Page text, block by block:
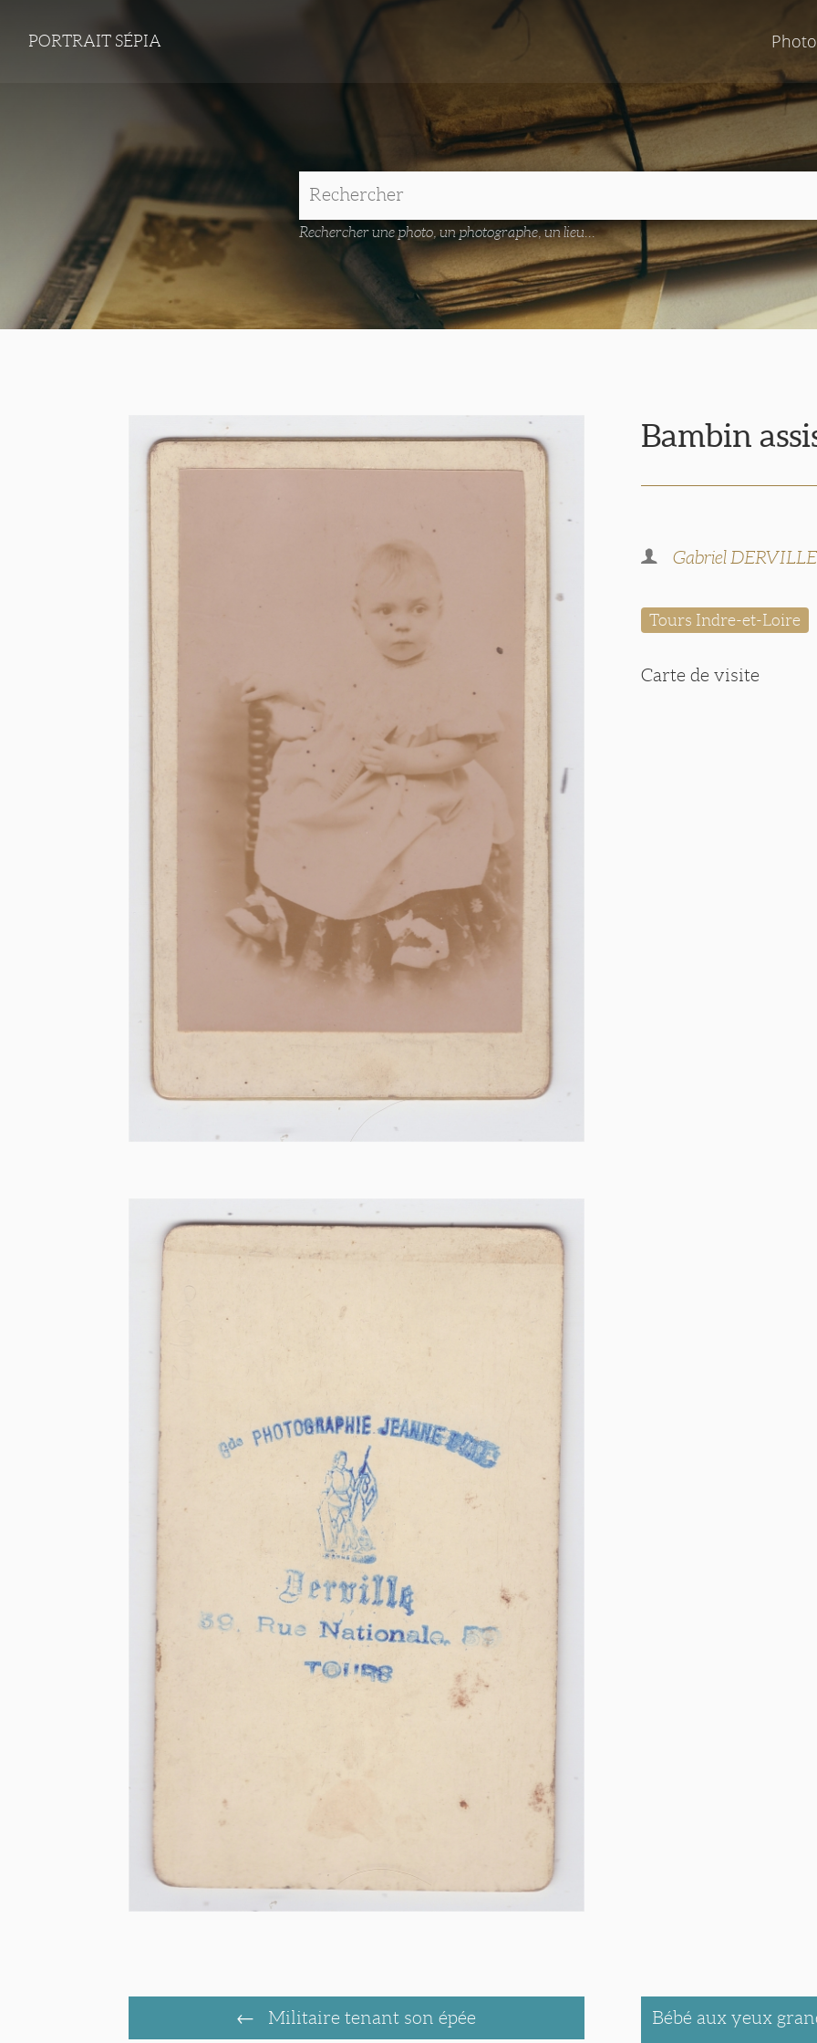
PORTRAIT SÉPIA
Rechercher une photo, un photographe, un lieu...
Bambin
Gabriel DERVILLE
Tours Indre-et-Loire
Carte de visite
Militaire tenant son épée Bébé aux yeux